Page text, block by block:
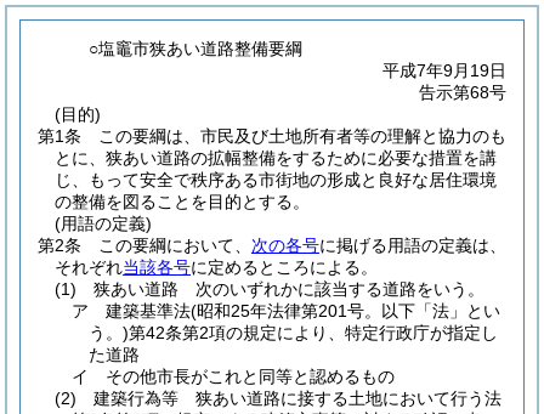
○塩竈市狭あい道路整備要綱
平成7年9月19日
告示第68号
(目的)
第1条
この要綱は、市民及び土地所有者等の理解と協力のも
とに、狭あい道路の拡幅整備をするために必要な措置を講
じ、もって安全で秩序ある市街地の形成と良好な居住環境
の整備を図ることを目的とする。
(用語の定義)
第2条
この要綱において、 次の各号に掲げる用語の定義は、
それぞれ当該各号に定めるところによる。
(1)
狭あい道路 次のいずれかに該当する道路をいう。
ア
建築基準法(昭和25年法律第201号。以下「法」とい
う。)第42条第2項の規定により、特定行政庁が指定し
た道路
イ
その他市長がこれと同等と認めるもの
(2)
建築行為等 狭あい道路に接する土地において行う法